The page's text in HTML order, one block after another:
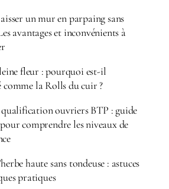
un mur en parpaing sans
avantages et inconvénients à
fleur : pourquoi est-il
comme la Rolls du cuir ?
ouvriers BTP : guide
comprendre les niveaux de
haute sans tondeuse : astuces
pratiques